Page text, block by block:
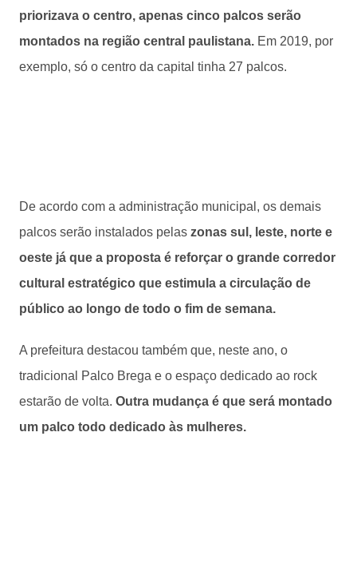
priorizava o centro, apenas cinco palcos serão
montados na região central paulistana. Em 2019, por
exemplo, só o centro da capital tinha 27 palcos.
De acordo com a administração municipal, os demais
palcos serão instalados pelas zonas sul, leste, norte e
oeste já que a proposta é reforçar o grande corredor
cultural estratégico que estimula a circulação de
público ao longo de todo o fim de semana.
A prefeitura destacou também que, neste ano, o
tradicional Palco Brega e o espaço dedicado ao rock
estarão de volta. Outra mudança é que será montado
um palco todo dedicado às mulheres.